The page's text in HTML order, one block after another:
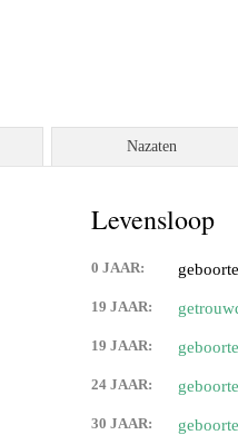
Nazaten
Levensloop
0 JAAR:
19 JAAR:
19 JAAR:
24 JAAR:
30 JAAR: